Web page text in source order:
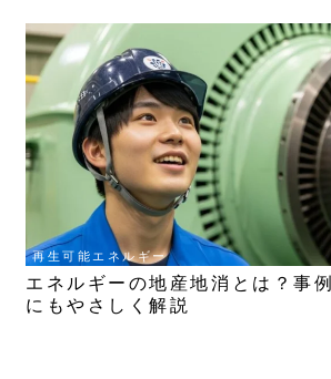
再生可能エネルギー
エネルギーの地産地消とは？事
にもやさしく解説